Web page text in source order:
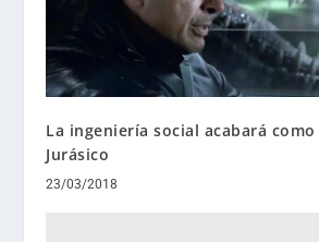
La ingeniería social acabará
Jurásico
23/03/2018